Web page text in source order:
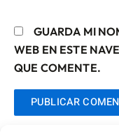
GUARDA MI
WEB EN ESTE
QUE COMENTE.